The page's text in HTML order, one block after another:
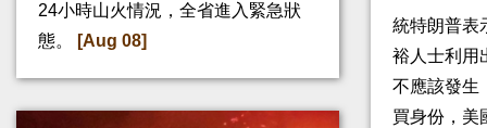
24小時山火情況，全省進入緊急狀
態。
[Aug 08]
統特朗普表
裕人士利用
不應該發生
買身份，美